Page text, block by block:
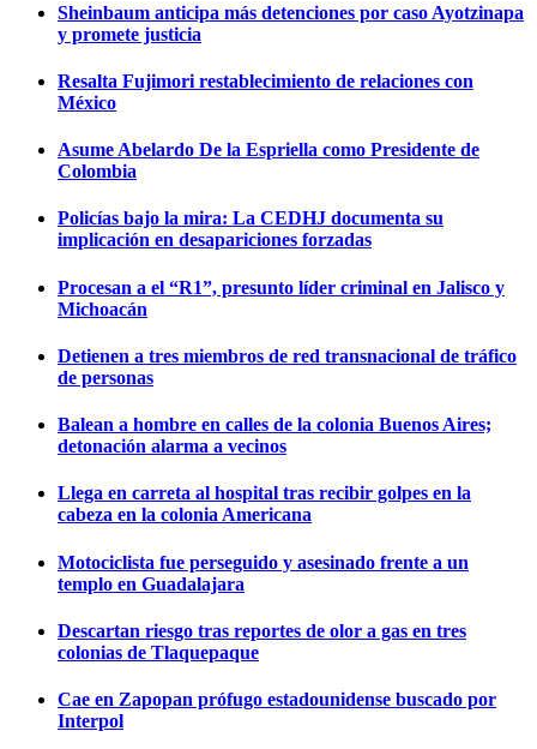
Sheinbaum anticipa más detenciones por caso Ayotzinapa
y promete justicia
Resalta Fujimori restablecimiento de relaciones con
México
Asume Abelardo De la Espriella como Presidente de
Colombia
Policías bajo la mira: La CEDHJ documenta su
implicación en desapariciones forzadas
Procesan a el “R1”, presunto líder criminal en Jalisco y
Michoacán
Detienen a tres miembros de red transnacional de tráfico
de personas
Balean a hombre en calles de la colonia Buenos Aires;
detonación alarma a vecinos
Llega en carreta al hospital tras recibir golpes en la
cabeza en la colonia Americana
Motociclista fue perseguido y asesinado frente a un
templo en Guadalajara
Descartan riesgo tras reportes de olor a gas en tres
colonias de Tlaquepaque
Cae en Zapopan prófugo estadounidense buscado por
Interpol